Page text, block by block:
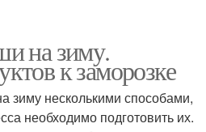
на зиму.
к заморозке
зиму несколькими способами,
необходимо подготовить их.